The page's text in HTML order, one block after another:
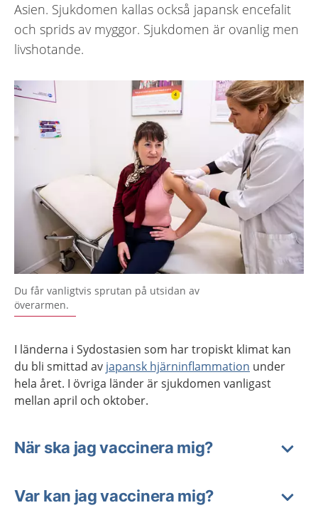
Asien. Sjukdomen kallas också japansk encefalit
och sprids av myggor. Sjukdomen är ovanlig men
livshotande.
Du får vanligtvis sprutan på utsidan av
överarmen.
I länderna i Sydostasien som har tropiskt klimat kan
du bli smittad av japansk hjärninflammation under
hela året. I övriga länder är sjukdomen vanligast
mellan april och oktober.
När ska jag vaccinera mig?
Var kan jag vaccinera mig?